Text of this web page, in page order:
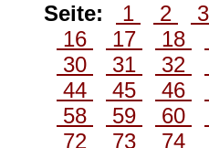
Seite: 1 2
16
17 18
30
31 32
44
45 46
58
59 60
72
73 74